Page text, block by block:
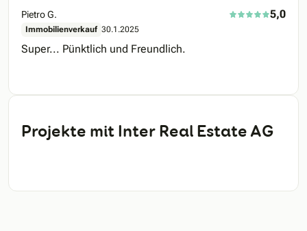
Pietro G. 5,0
Immobilienverkauf 30.1.2025
Super... Pünktlich und Freundlich.
Projekte mit Inter Real Estate AG